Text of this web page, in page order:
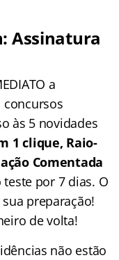
Assinatura
a
às 5 novidades
1 clique, Raio-
Comentada
teste por 7 dias. O
preparação!
de volta!
não estão